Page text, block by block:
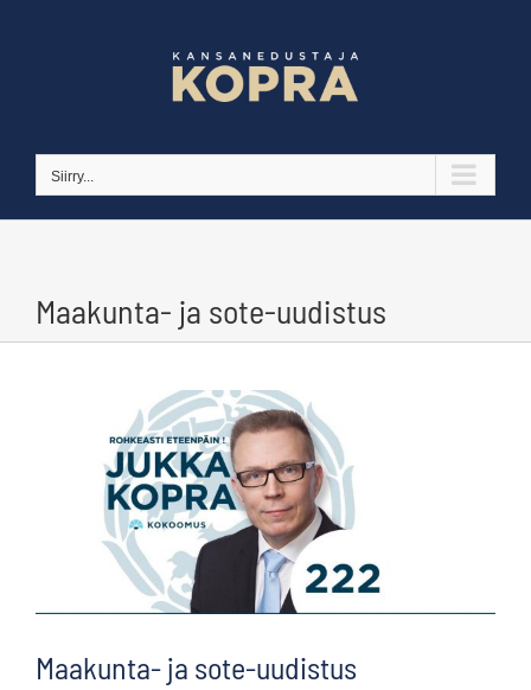
Siirry...
Maakunta- ja sote-uudistus
isompana
Maakunta- ja sote-uudistus